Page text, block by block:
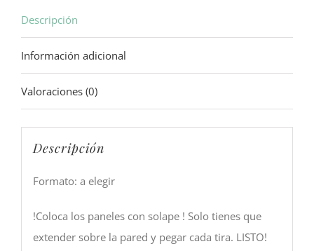
Descripción
Información adicional
Valoraciones (0)
Descripción
Formato: a elegir
!Coloca los paneles con solape ! Solo tienes que
extender sobre la pared y pegar cada tira. LISTO!